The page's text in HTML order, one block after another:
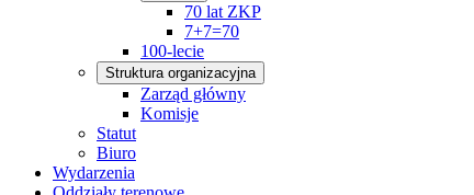
70 lat ZKP
7+7=70
100-lecie
Struktura organizacyjna
Zarząd główny
Komisje
Statut
Biuro
Wydarzenia